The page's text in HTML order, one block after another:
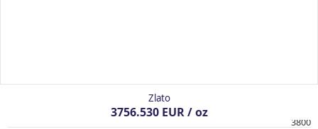
Zlato
3756.530 EUR / oz
3800